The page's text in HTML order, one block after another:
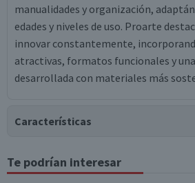
manualidades y organización,
edades y niveles de uso. Proarte
innovar constantemente,
atractivas, formatos funcionales y
desarrollada con materiales más
Características
Tipo de Producto
Cuadernos Universitarios
Te podrían interesar